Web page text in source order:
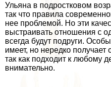
Ульяна в подростковом
так что правила
нее проблемой. Но эти
выстраивать отношения с
всегда будут подруги.
имеет, но нередко получает
так как подходит к любому
внимательно.